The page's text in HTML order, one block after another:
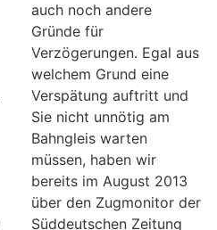
auch noch andere
Gründe für
Verzögerungen. Egal aus
welchem Grund eine
Verspätung auftritt und
Sie nicht unnötig am
Bahngleis warten
müssen, haben wir
bereits im August 2013
über den Zugmonitor der
Süddeutschen Zeitung